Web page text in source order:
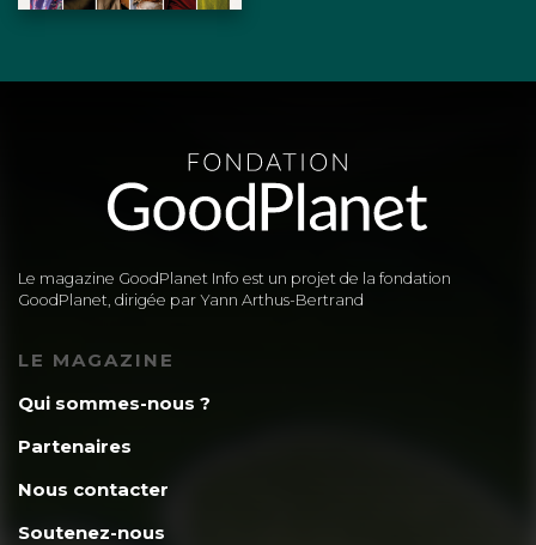
Le magazine GoodPlanet Info est un projet de la fondation
GoodPlanet, dirigée par Yann Arthus-Bertrand
LE MAGAZINE
Qui sommes-nous ?
Partenaires
Nous contacter
Soutenez-nous